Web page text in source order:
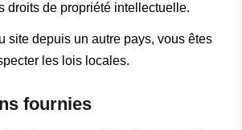
droits de propriété intellectuelle.
site depuis un autre pays, vous êtes
les lois locales.
fournies